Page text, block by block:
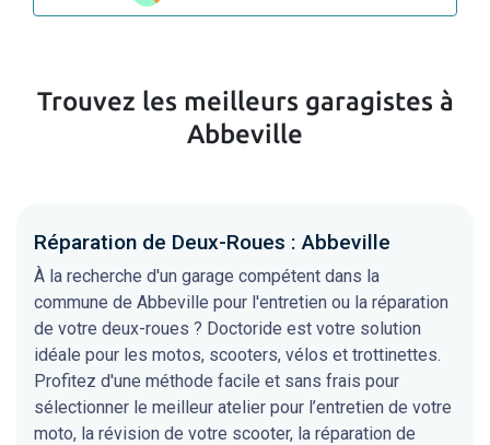
Trouvez les meilleurs garagistes à
Abbeville
Réparation de Deux-Roues : Abbeville
À la recherche d'un garage compétent dans la
commune de Abbeville pour l'entretien ou la réparation
de votre deux-roues ? Doctoride est votre solution
idéale pour les motos, scooters, vélos et trottinettes.
Profitez d'une méthode facile et sans frais pour
sélectionner le meilleur atelier pour l’entretien de votre
moto, la révision de votre scooter, la réparation de